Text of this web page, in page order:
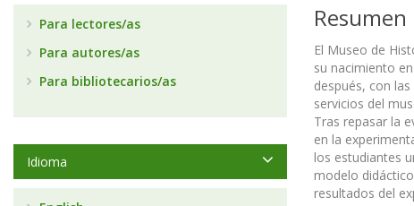
Resumen
El Museo de
su nacimiento
después, con
servicios del
Tras repasar la
en la
los estudiantes
modelo
resultados del
Para lectores/as
Para autores/as
Para bibliotecarios/as
Idioma